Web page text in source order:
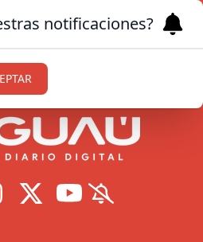
| Formosa
notificaciones?